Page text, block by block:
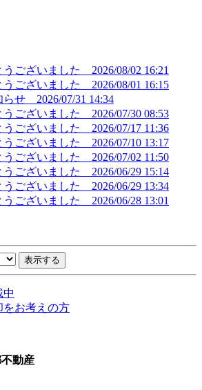
うございました 2026/08/02 16:21
うございました 2026/08/01 16:15
らせ 2026/07/31 14:34
うございました 2026/07/30 08:53
うございました 2026/07/17 11:36
うございました 2026/07/10 13:17
うございました 2026/07/02 11:50
うございました 2026/06/29 15:14
うございました 2026/06/29 13:34
うございました 2026/06/28 13:01